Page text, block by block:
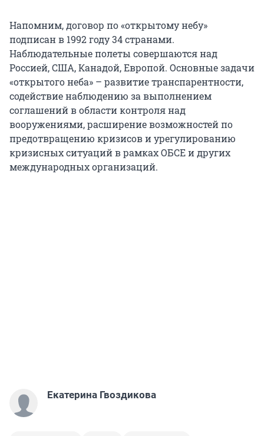
Напомним, договор по «открытому небу»
подписан в 1992 году 34 странами.
Наблюдательные полеты совершаются над
Россией, США, Канадой, Европой. Основные задачи
«открытого неба» – развитие транспарентности,
содействие наблюдению за выполнением
соглашений в области контроля над
вооружениями, расширение возможностей по
предотвращению кризисов и урегулированию
кризисных ситуаций в рамках ОБСЕ и других
международных организаций.
Екатерина Гвоздикова